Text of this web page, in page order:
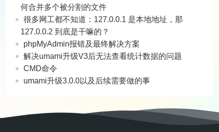
何合并多个被分割的文件
很多网工都不知道：127.0.0.1 是本地地址，那
127.0.0.2 到底是干嘛的？
phpMyAdmin报错及最终解决方案
解决umami升级V3后无法查看统计数据的问题
CMD命令
umami升级3.0.0以及后续需要做的事